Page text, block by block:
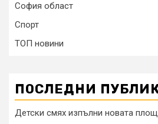
София област
Спорт
ТОП новини
ПОСЛЕДНИ
Детски смях изпълни новата